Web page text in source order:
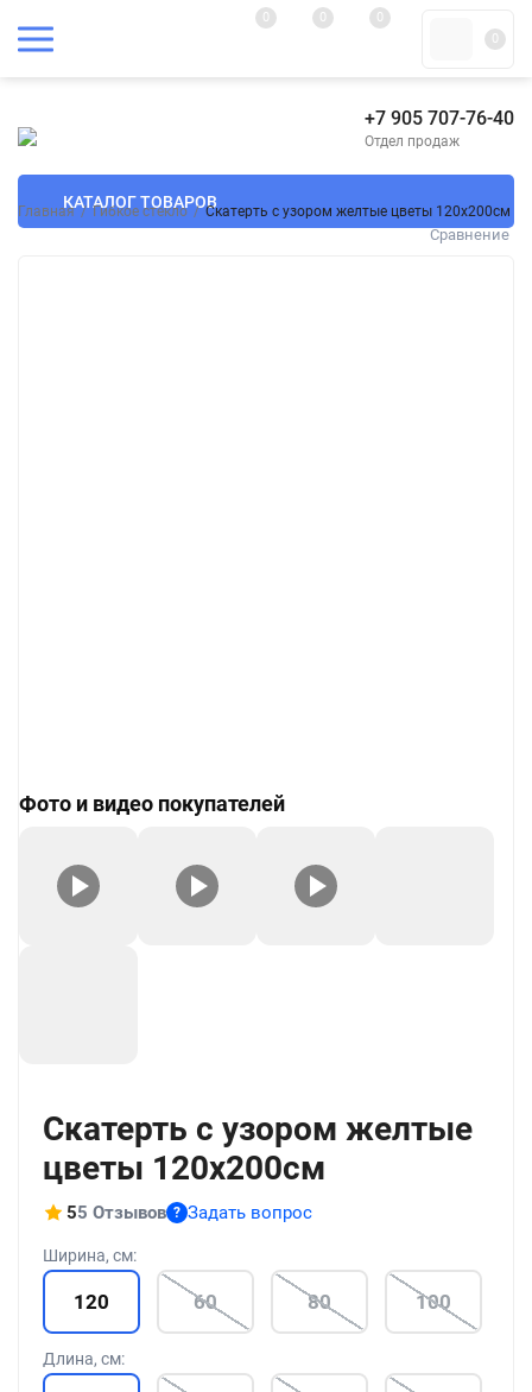
0 0
0
0
+7 905 707-76-40
Отдел продаж
КАТАЛОГ ТОВАРОВ
Главная / Гибкое стекло / Скатерть с узором желтые цветы 120x200см
Сравнение
Фото и видео покупателей
Скатерть с узором желтые
цветы 120x200см
55 Отзывов ? Задать вопрос
Ширина, см:
120 60 80 100
Длина, см: